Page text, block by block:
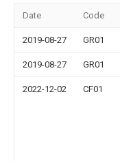
Date Code
2019-08-27 GR01
2019-08-27 GR01
2022-12-02 CF01